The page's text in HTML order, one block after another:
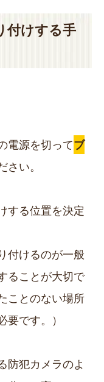
付けする手
電源を切ってブ
さい。
する位置を決定
付けるのが一般
ることが大切で
ことのない場所
です。）
防犯カメラのよ